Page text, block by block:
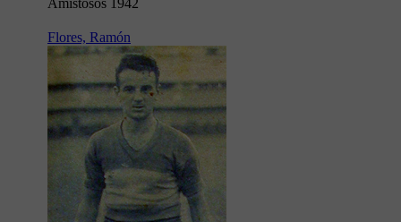
Amistosos 1942
Flores, Ramón